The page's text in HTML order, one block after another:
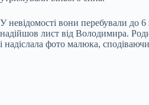
У невідомості вони перебували до
надійшов лист від Володимира.
і надіслала фото малюка,